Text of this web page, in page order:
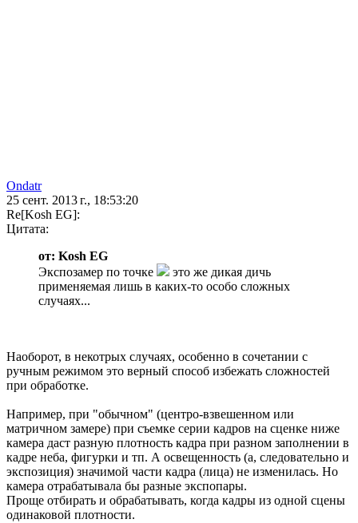
Ondatr
25 сент. 2013 г., 18:53:20
Re[Kosh EG]:
Цитата:
от: Kosh EG
Экспозамер по точке
это же дикая дичь
применяемая лишь в каких-то особо сложных
случаях...
Наоборот, в некотрых случаях, особенно в сочетании с
ручным режимом это верный способ избежать сложностей
при обработке.
Например, при "обычном" (центро-взвешенном или
матричном замере) при съемке серии кадров на сценке ниже
камера даст разную плотность кадра при разном заполнении в
кадре неба, фигурки и тп. А освещенность (а, следовательно и
экспозиция) значимой части кадра (лица) не изменилась. Но
камера отрабатывала бы разные экспопары.
Проще отбирать и обрабатывать, когда кадры из одной сцены
одинаковой плотности.